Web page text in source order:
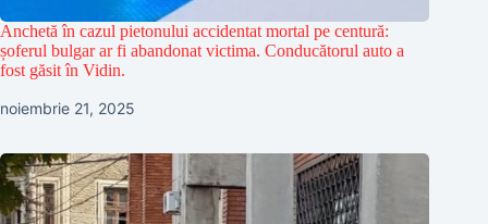
Anchetă în cazul pietonului accidentat mortal pe centură:
șoferul bulgar ar fi abandonat victima. Conducătorul auto a
fost găsit în Vidin.
noiembrie 21, 2025